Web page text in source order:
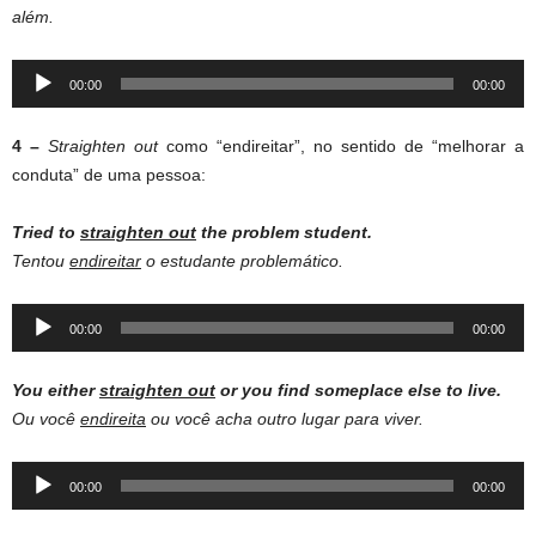
além.
Audio
00:00 00:00
4 – Straighten outcomo “endireitar”, no sentido de “melhorar a
conduta” de uma pessoa:
Tried to straighten out the problem student.
Tentou endireitar o estudante problemático.
Audio
00:00 00:00
You eitherstraighten out or you find someplace else to live.
Ou você endireita ou você acha outro lugar para viver.
Audio
00:00 00:00